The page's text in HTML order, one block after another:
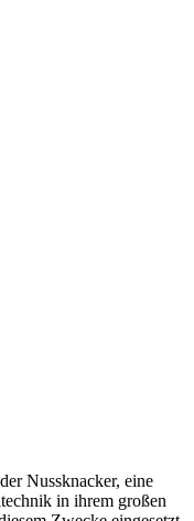
Nussknacker, eine
in ihrem großen